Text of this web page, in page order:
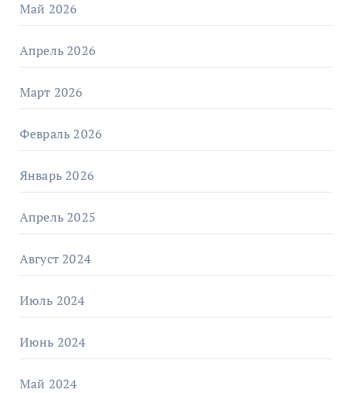
Май 2026
Апрель 2026
Март 2026
Февраль 2026
Январь 2026
Апрель 2025
Август 2024
Июль 2024
Июнь 2024
Май 2024